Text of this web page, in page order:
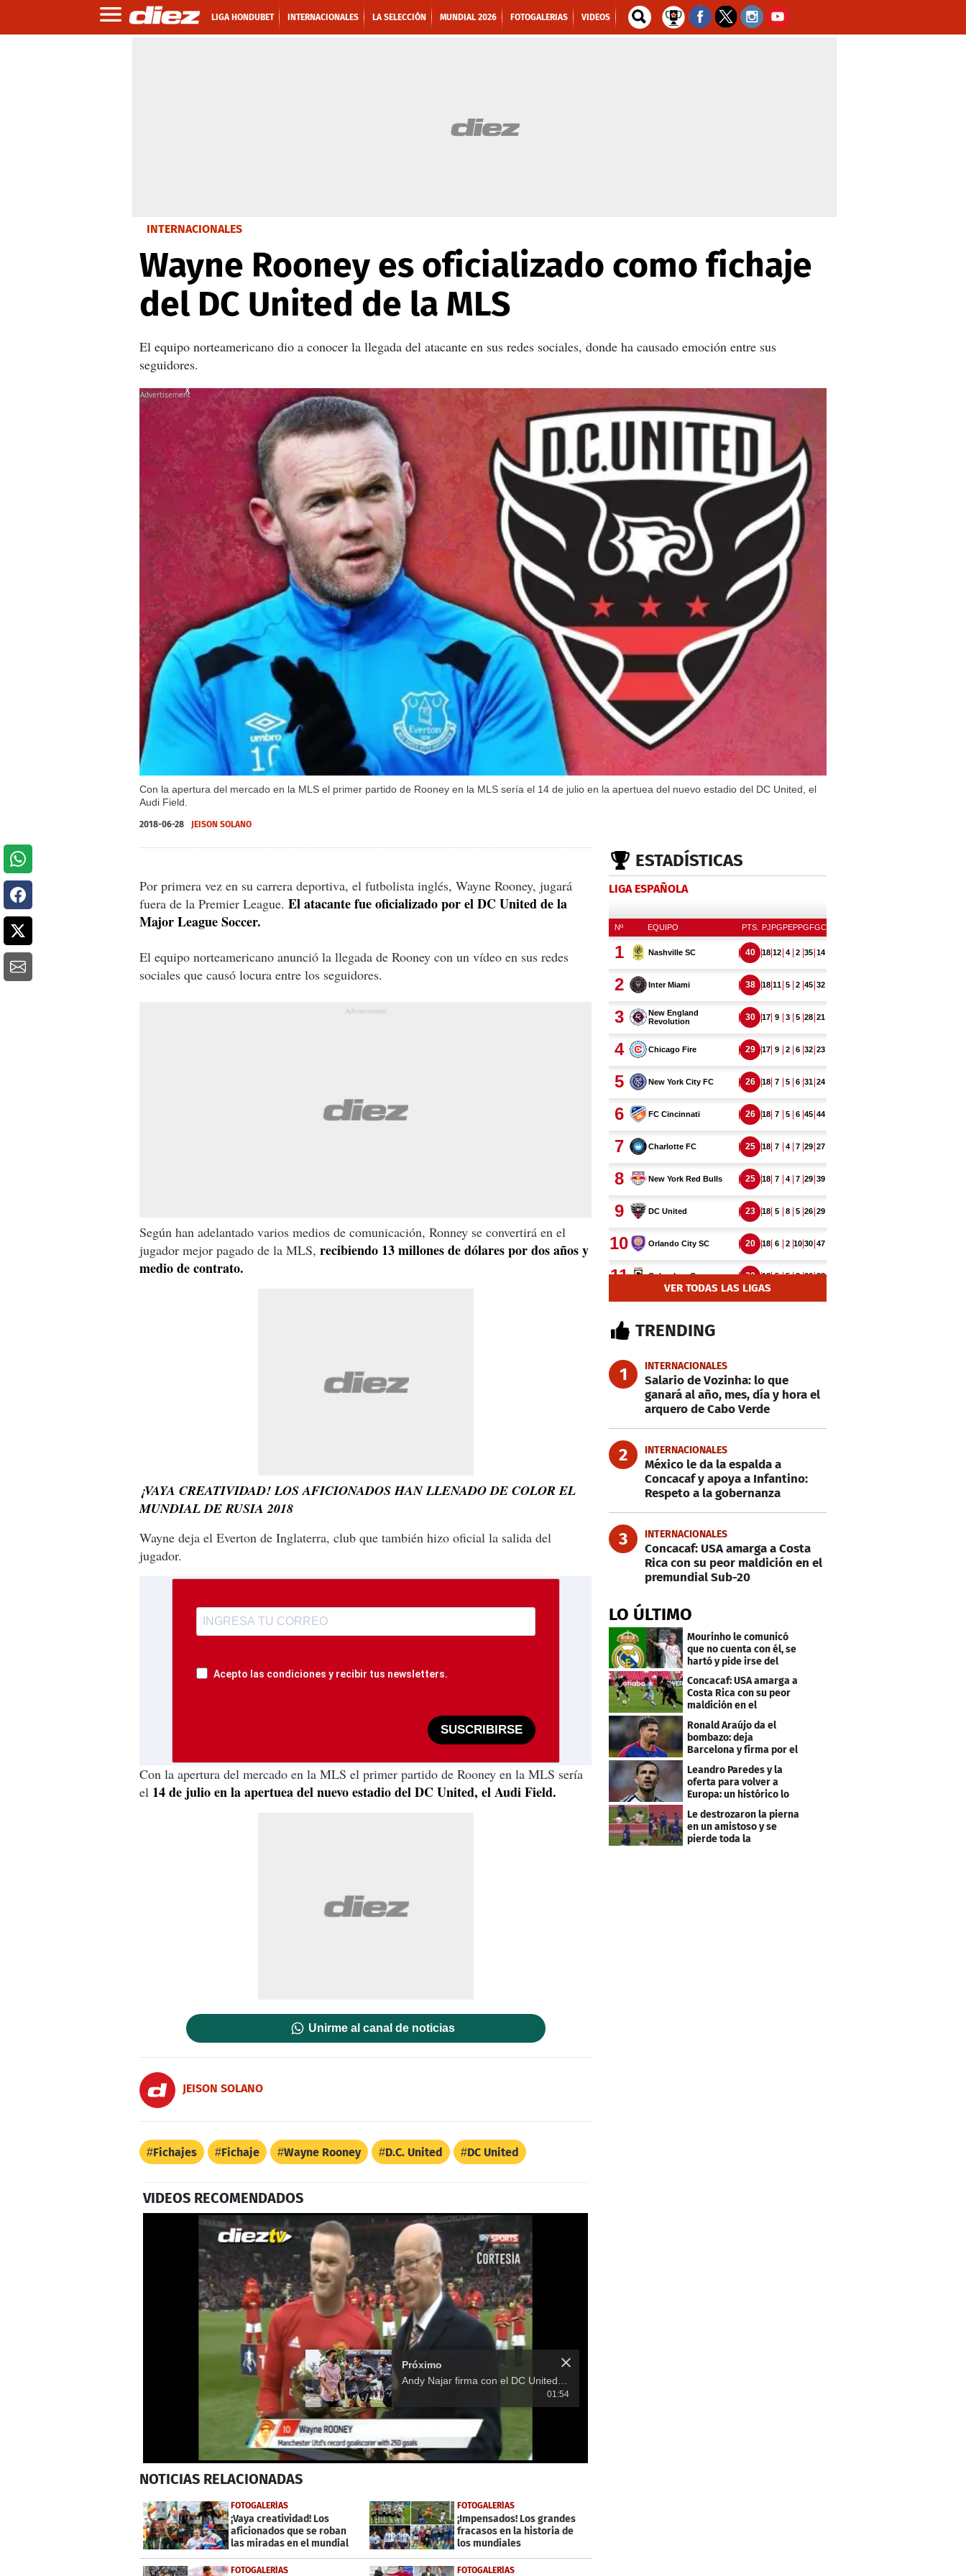
LIGA HONDUBET INTERNACIONALES LA SELECCIÓN MUNDIAL 2026 FOTOGALERIAS VIDEOS
INTERNACIONALES
Wayne Rooney es oficializado como fichaje
del DC United de la MLS
El equipo norteamericano dio a conocer la llegada del atacante en sus redes sociales, donde ha causado emoción entre sus
seguidores.
Con la apertura del mercado en la MLS el primer partido de Rooney en la MLS sería el 14 de julio en la apertuea del nuevo estadio del DC United, el
Audi Field.
X
2018-06-28 JEISON SOLANO
Por primera vez en su carrera deportiva, el futbolista inglés, Wayne Rooney, jugará
fuera de la Premier League. El atacante fue oficializado por el DC United de la
Major League Soccer.
El equipo norteamericano anunció la llegada de Rooney con un vídeo en sus redes
sociales que causó locura entre los seguidores.
Según han adelantado varios medios de comunicación, Ronney se convertirá en el
jugador mejor pagado de la MLS, recibiendo 13 millones de dólares por dos años y
medio de contrato.
¡VAYA CREATIVIDAD! LOS AFICIONADOS HAN LLENADO DE COLOR EL
MUNDIAL DE RUSIA 2018
Wayne deja el Everton de Inglaterra, club que también hizo oficial la salida del
jugador.
Acepto las condiciones y recibir tus newsletters.
SUSCRIBIRSE
Con la apertura del mercado en la MLS el primer partido de Rooney en la MLS sería
el 14 de julio en la apertuea del nuevo estadio del DC United, el Audi Field.
Unirme al canal de noticias
JEISON SOLANO
Fichajes Fichaje Wayne Rooney D.C. United DC United
VIDEOS RECOMENDADOS
seconds
13
secondsVolume
0%
Próximo
01:54
NOTICIAS RELACIONADAS
FOTOGALERÍAS
¡Vaya creatividad! Los
aficionados que se roban
las miradas en el mundial
de Rusia
FOTOGALERÍAS
¡Impensados! Los grandes
fracasos en la historia de
los mundiales
FOTOGALERÍAS FOTOGALERÍAS
ESTADÍSTICAS
LIGA ESPAÑOLA
VER TODAS LAS LIGAS
TRENDING
1 INTERNACIONALES
Salario de Vozinha: lo que
ganará al año, mes, día y hora el
arquero de Cabo Verde
2 INTERNACIONALES
México le da la espalda a
Concacaf y apoya a Infantino:
Respeto a la gobernanza
3 INTERNACIONALES
Concacaf: USA amarga a Costa
Rica con su peor maldición en el
premundial Sub-20
LO ÚLTIMO
Mourinho le comunicó
que no cuenta con él, se
hartó y pide irse del
Real Madrid
Concacaf: USA amarga a
Costa Rica con su peor
maldición en el
premundial Sub-20
Ronald Araújo da el
bombazo: deja
Barcelona y firma por el
club menos pensado
Leandro Paredes y la
oferta para volver a
Europa: un histórico lo
Le destrozaron la pierna
en un amistoso y se
pierde toda la